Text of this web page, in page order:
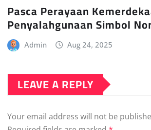
Pasca Perayaan
Penyalahgunaan Simbol
Admin Aug 24, 2025
LEAVE A REPLY
Your email address will not be